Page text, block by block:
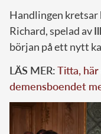
Handlingen kretsar
Richard, spelad av
början på ett nytt
LÄS MER:Titta, här
demensboendet